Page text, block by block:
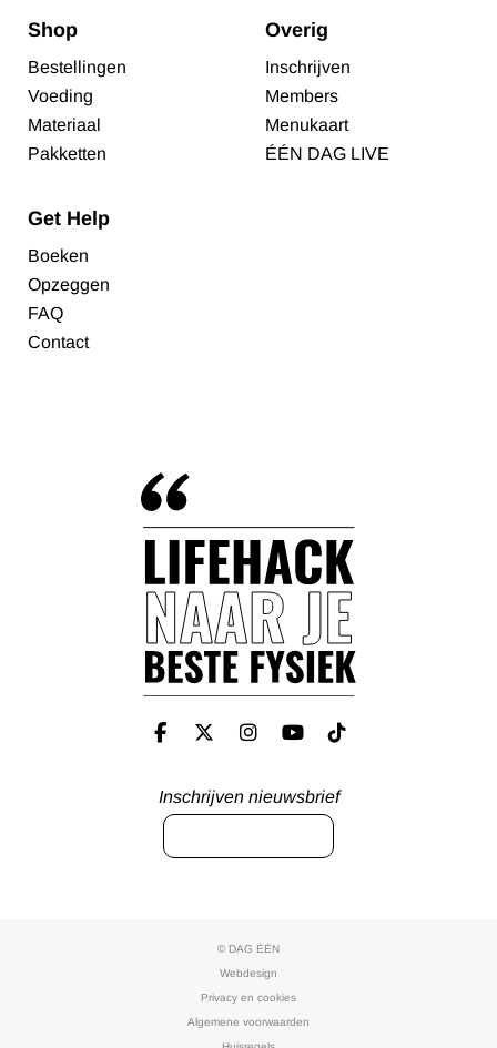
Inschrijven nieuwsbrief
Shop
Bestellingen
Voeding
Materiaal
Pakketten
Get Help
Boeken
Opzeggen
FAQ
Contact
Overig
Inschrijven
Members
Menukaart
ÉÉN DAG LIVE
© DAG ÉÉN
Webdesign
Privacy en cookies
Algemene voorwaarden